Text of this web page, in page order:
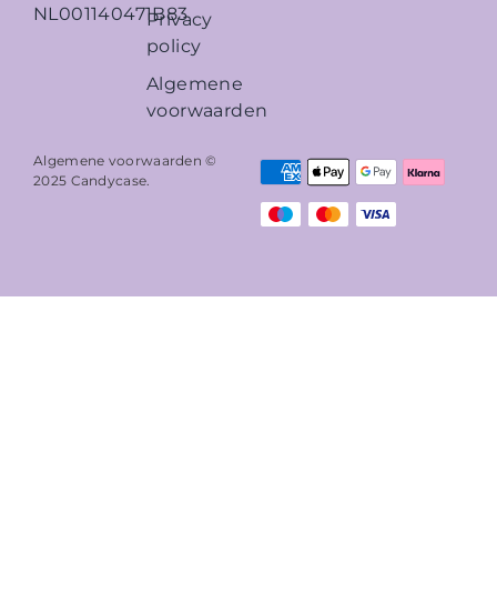
NL001140471B83
Privacy
policy
Algemene
voorwaarden
Algemene voorwaarden ©
2025 Candycase.